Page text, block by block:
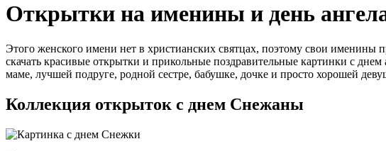
Открытки на именины и день
Этого женского имени нет в христианских святцах, поэтому свои именины
скачать красивые открытки и прикольные поздравительные картинки с
маме, лучшей подруге, родной сестре, бабушке, дочке и просто хорошей
Коллекция открыток с днем Снежаны